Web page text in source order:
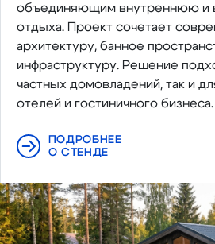
объединяющим внутреннюю и
отдыха. Проект сочетает
архитектуру, банное
инфраструктуру. Решение
частных домовладений, так и
отелей и гостиничного бизнеса.
ПОДРОБНЕЕ
О СТЕНДЕ